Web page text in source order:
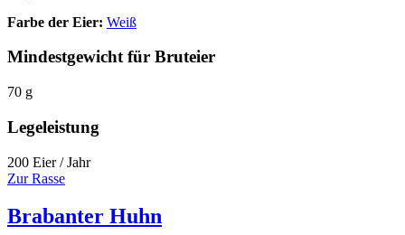
Farbe der Eier: Weiß
Mindestgewicht für Bruteier
70 g
Legeleistung
200 Eier / Jahr
Zur Rasse
Brabanter Huhn